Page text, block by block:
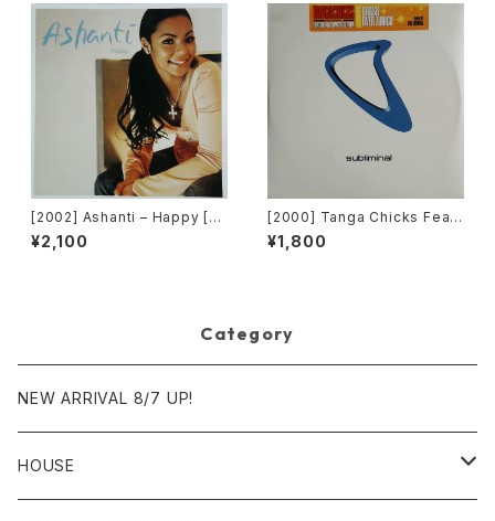
[2002] Ashanti – Happy [M
urder Inc Records]
¥2,100
[2000] Tanga Chicks Featu
ring Dimitri & Tom – Brasil
Over Zurich [Subliminal][2
¥1,800
Category
NEW ARRIVAL 8/7 UP!
HOUSE